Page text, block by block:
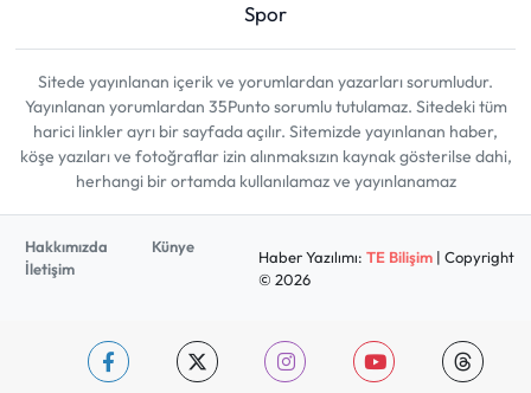
Spor
Sitede yayınlanan içerik ve yorumlardan yazarları sorumludur.
Yayınlanan yorumlardan 35Punto sorumlu tutulamaz. Sitedeki tüm
harici linkler ayrı bir sayfada açılır. Sitemizde yayınlanan haber,
köşe yazıları ve fotoğraflar izin alınmaksızın kaynak gösterilse dahi,
herhangi bir ortamda kullanılamaz ve yayınlanamaz
Hakkımızda
Künye
İletişim
Haber Yazılımı: TE Bilişim| Copyright
© 2026